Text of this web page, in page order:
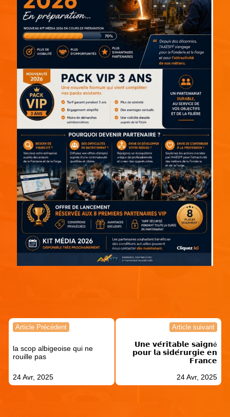
Navigation
l’article
Article Précédent
la scop albigeoise qui ne
rouille pas
24 Avr, 2025
Article suivant
𝗨𝗻𝗲 𝘃𝗲́𝗿𝗶𝘁𝗮𝗯𝗹𝗲 𝘀𝗮𝗶𝗴𝗻é
𝗽𝗼𝘂𝗿 𝗹𝗮 𝘀𝗶𝗱𝗲́𝗿𝘂𝗿𝗴𝗶𝗲 𝗲𝗻
𝗙𝗿𝗮𝗻𝗰𝗲
24 Avr, 2025